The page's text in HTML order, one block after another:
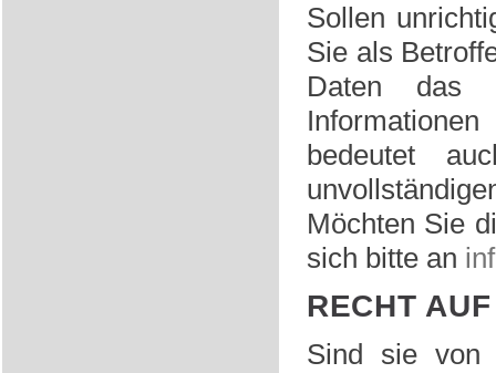
Sollen
Sie als
Daten das
bedeutet
Möchten Sie
sich bitte an
RECHT
Sind sie von